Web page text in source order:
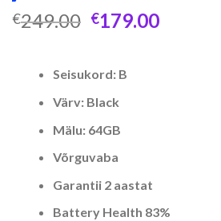
€249.00 Algne
€249.00.
€179.00
Seisukord: B
Värv: Black
Mälu: 64GB
Võrguvaba
Garantii 2 aastat
Battery Health 83%